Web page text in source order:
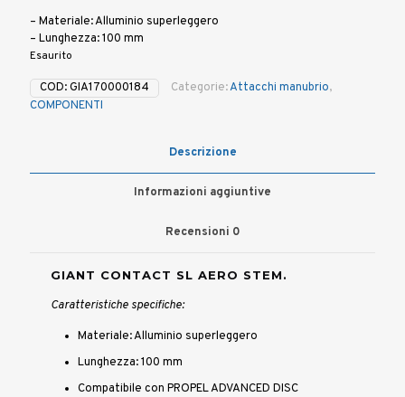
– Materiale: Alluminio superleggero
– Lunghezza: 100 mm
Esaurito
COD:GIA170000184 Categorie:Attacchi manubrio,
COMPONENTI
Descrizione
Informazioni aggiuntive
Recensioni 0
GIANT CONTACT SL AERO STEM.
Caratteristiche specifiche:
Materiale: Alluminio superleggero
Lunghezza: 100 mm
Compatibile con PROPEL ADVANCED DISC